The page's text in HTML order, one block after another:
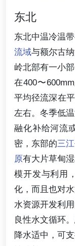
东北
东北中温冷温
流域与额尔古
岭北部有一小
在400〜
平均径流深在
左右。冬季低
融化补给河流
密，东部的三
原有大片草甸
模开发与利用
化，而且也对
水资源开发利
良性水文循环
降水适中，可